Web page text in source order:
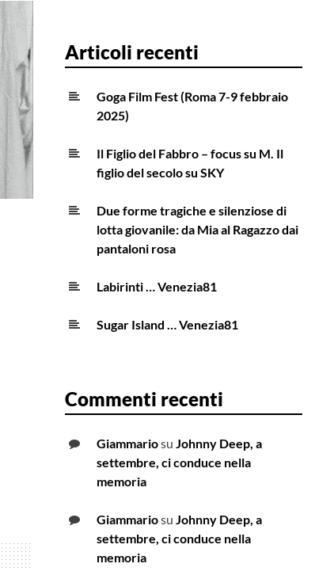
Articoli recenti
Goga Film Fest (Roma 7-9 febbraio
2025)
Il Figlio del Fabbro – focus su M. Il
figlio del secolo su SKY
Due forme tragiche e silenziose di
lotta giovanile: da Mia al Ragazzo dai
pantaloni rosa
Labirinti … Venezia81
Sugar Island … Venezia81
Commenti recenti
Giammariosu Johnny Deep, a
settembre, ci conduce nella
memoria
Giammariosu Johnny Deep, a
settembre, ci conduce nella
memoria